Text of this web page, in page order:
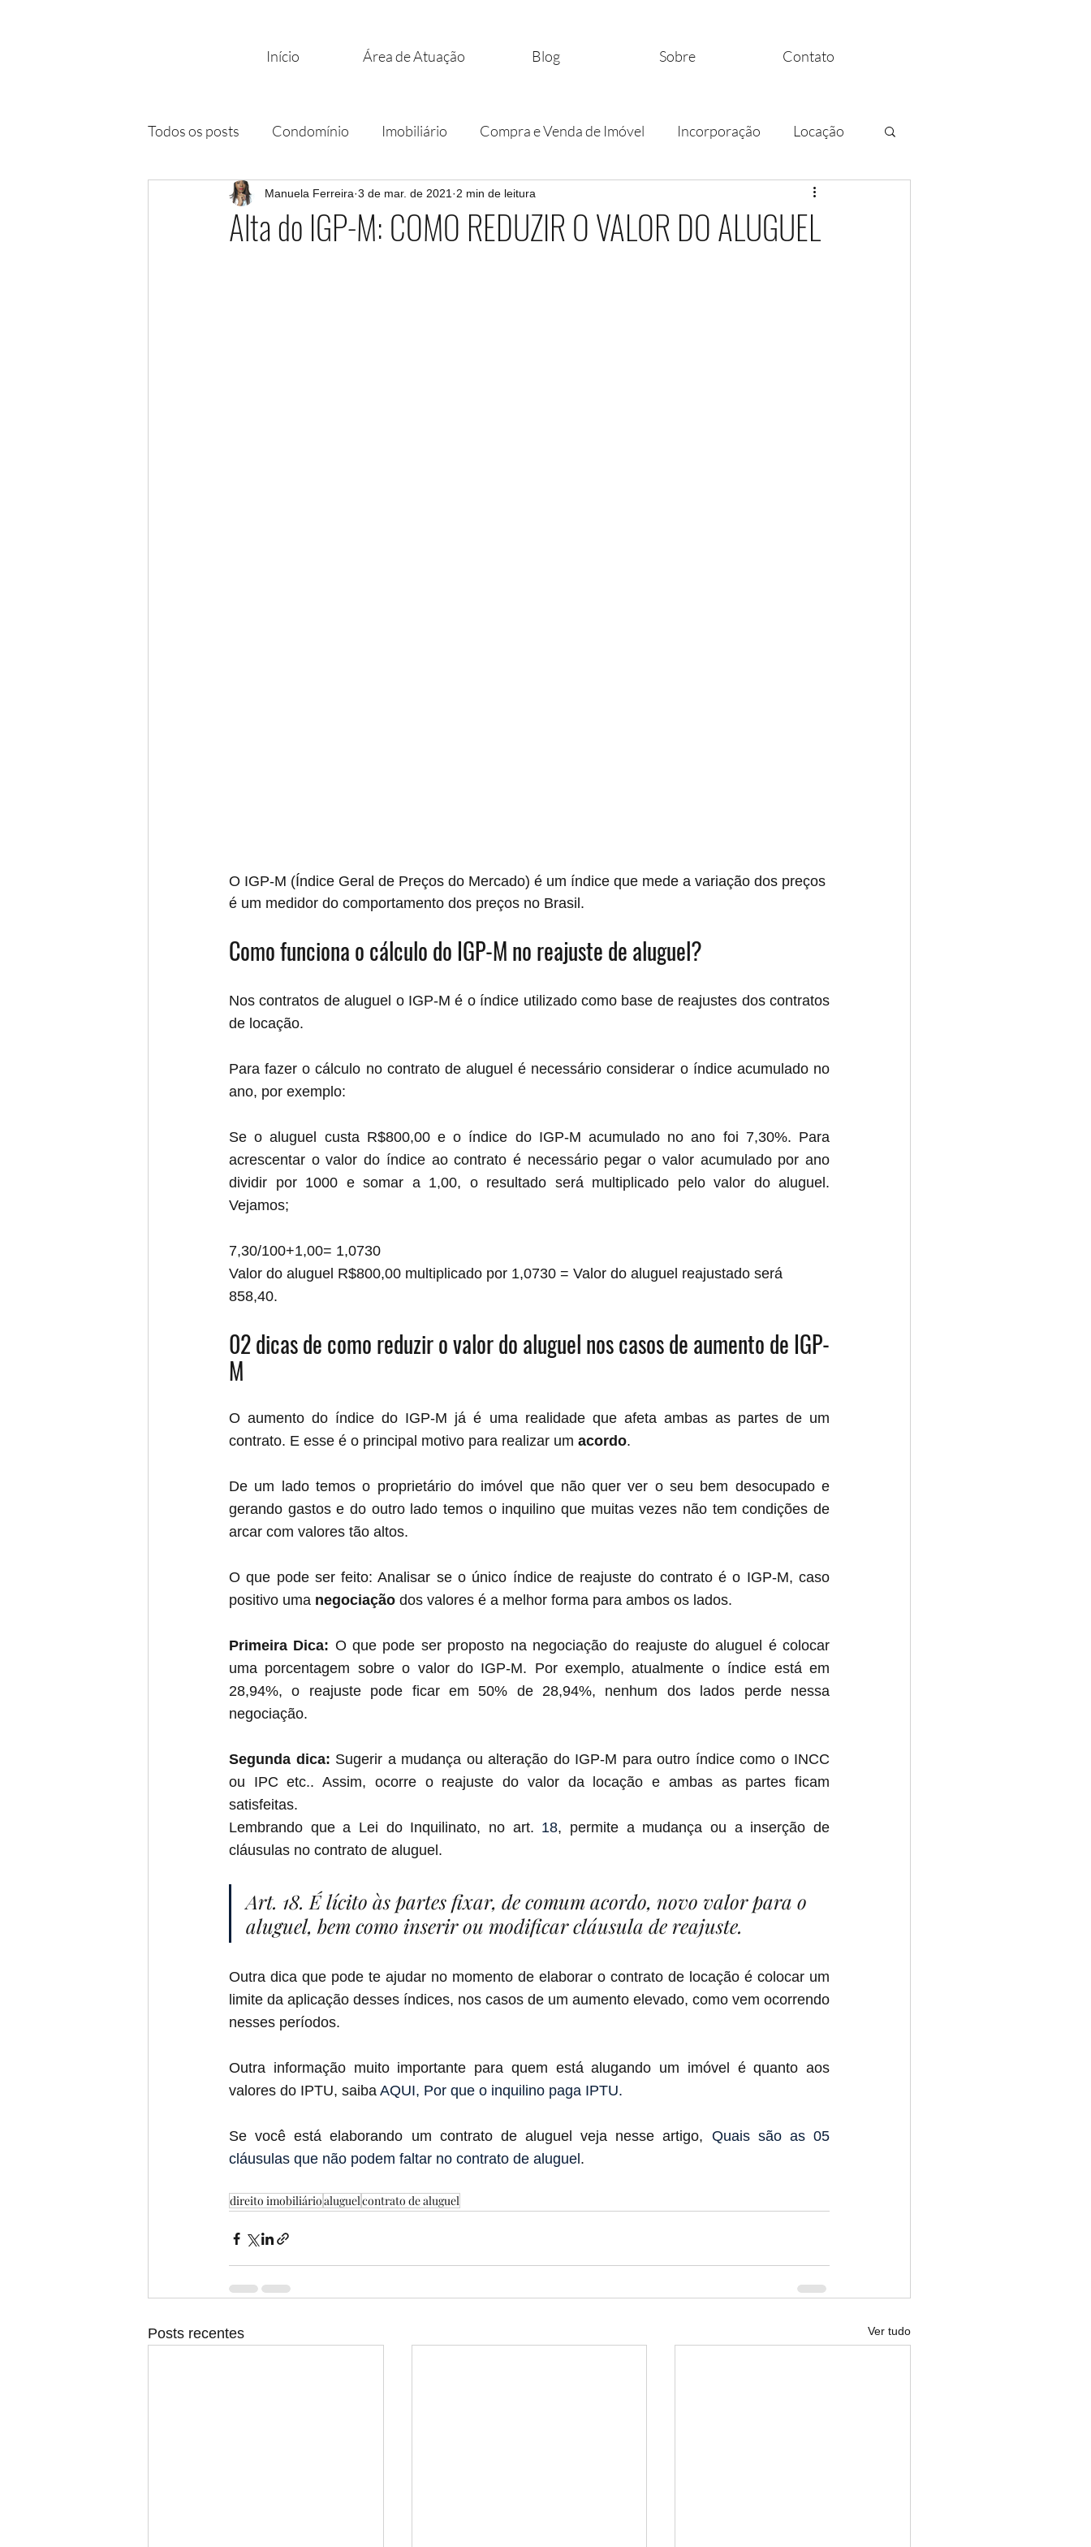
Início Área de Atuação Blog Sobre Contato
Todos os posts Condomínio Imobiliário Compra e Venda de Imóvel Incorporação Locação
Corretor Imobiliário Síndicos Multipropriedade
Alta do IGP-M: COMO REDUZIR O VALOR DO ALUGUEL
Manuela Ferreira 3 de mar. de 2021 2 min de leitura
O IGP-M (Índice Geral de Preços do Mercado) é um índice que mede a variação dos preços
é um medidor do comportamento dos preços no Brasil.
Como funciona o cálculo do IGP-M no reajuste de aluguel?
Nos contratos de aluguel o IGP-M é o índice utilizado como base de reajustes dos contratos
de locação.
Para fazer o cálculo no contrato de aluguel é necessário considerar o índice acumulado no
ano, por exemplo:
Se o aluguel custa R$800,00 e o índice do IGP-M acumulado no ano foi 7,30%. Para
acrescentar o valor do índice ao contrato é necessário pegar o valor acumulado por ano
dividir por 1000 e somar a 1,00, o resultado será multiplicado pelo valor do aluguel.
Vejamos;
7,30/100+1,00= 1,0730
Valor do aluguel R$800,00 multiplicado por 1,0730 = Valor do aluguel reajustado será
858,40.
02 dicas de como reduzir o valor do aluguel nos casos de aumento de IGP-
M
O aumento do índice do IGP-M já é uma realidade que afeta ambas as partes de um
contrato. E esse é o principal motivo para realizar um acordo.
De um lado temos o proprietário do imóvel que não quer ver o seu bem desocupado e
gerando gastos e do outro lado temos o inquilino que muitas vezes não tem condições de
arcar com valores tão altos.
O que pode ser feito: Analisar se o único índice de reajuste do contrato é o IGP-M, caso
positivo uma negociação dos valores é a melhor forma para ambos os lados.
Primeira Dica: O que pode ser proposto na negociação do reajuste do aluguel é colocar
uma porcentagem sobre o valor do IGP-M. Por exemplo, atualmente o índice está em
28,94%, o reajuste pode ficar em 50% de 28,94%, nenhum dos lados perde nessa
negociação.
Segunda dica: Sugerir a mudança ou alteração do IGP-M para outro índice como o INCC
ou IPC etc.. Assim, ocorre o reajuste do valor da locação e ambas as partes ficam
satisfeitas.
Lembrando que a Lei do Inquilinato, no art. 18, permite a mudança ou a inserção de
cláusulas no contrato de aluguel.
Art. 18. É lícito às partes fixar, de comum acordo, novo valor para o
aluguel, bem como inserir ou modificar cláusula de reajuste.
Outra dica que pode te ajudar no momento de elaborar o contrato de locação é colocar um
limite da aplicação desses índices, nos casos de um aumento elevado, como vem ocorrendo
nesses períodos.
Outra informação muito importante para quem está alugando um imóvel é quanto aos
valores do IPTU, saiba AQUI, Por que o inquilino paga IPTU.
Se você está elaborando um contrato de aluguel veja nesse artigo, Quais são as 05
cláusulas que não podem faltar no contrato de aluguel .
direito imobiliárioaluguelcontrato de aluguel
Posts recentes Ver tudo